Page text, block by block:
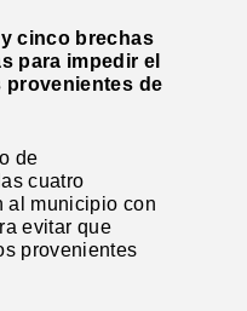
cinco brechas
para impedir el
provenientes de
de
cuatro
al municipio con
evitar que
provenientes